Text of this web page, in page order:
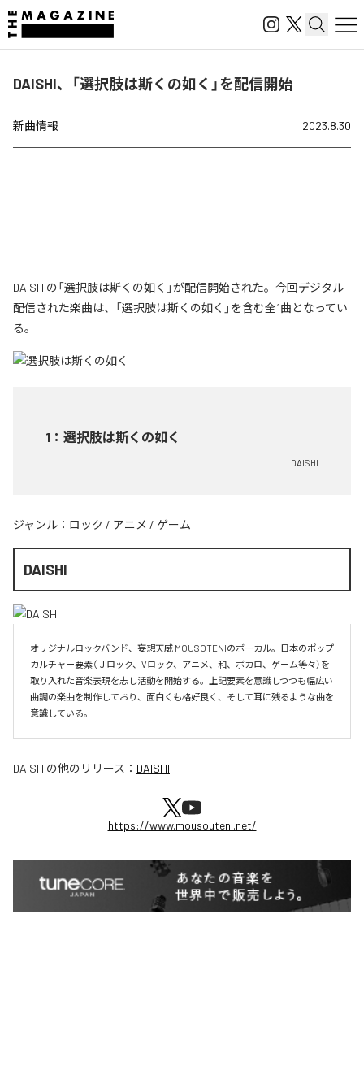
DAISHI、「選択肢は斯くの如く」を配信開始
新曲情報 2023.8.30
DAISHIの「選択肢は斯くの如く」が配信開始された。今回デジタル
配信された楽曲は、「選択肢は斯くの如く」を含む全1曲となってい
る。
1 ： 選択肢は斯くの如く
DAISHI
ジャンル： ロック / アニメ / ゲーム
DAISHI
オリジナルロックバンド、妄想天威 MOUSOTENIのボーカル。日本のポップ
カルチャー要素（Ｊロック、Vロック、アニメ、和、ボカロ、ゲーム等々）を
取り入れた音楽表現を志し活動を開始する。上記要素を意識しつつも幅広い
曲調の楽曲を制作しており、面白くも格好良く、そして耳に残るような曲を
意識している。
DAISHIの他のリリース： DAISHI
https://www.mousouteni.net/